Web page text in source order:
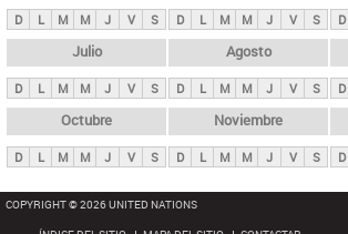
i
p
a
l
s
D L M M J V S D L M M J V S D
Julio
D L M M J V S
Agosto
D L M M J V S D
Octubre
D L M M J V S
Noviembre
D L M M J V S D
COPYRIGHT © 2026 UNITED NATIONS